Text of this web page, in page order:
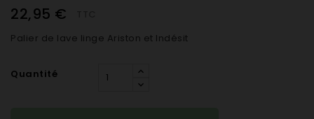
22,95 €
Palier de lave linge Ariston et Indésit
Quantité